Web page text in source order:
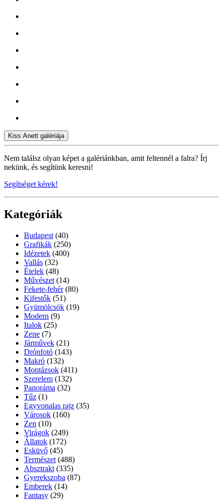
Kiss Anett galériája
Nem találsz olyan képet a galériánkban, amit feltennél a falra? Írj
nekünk, és segítünk keresni!
Segítséget kérek!
Kategóriák
Budapest (40)
Grafikák (250)
Idézetek (400)
Vallás (32)
Ételek (48)
Művészet (14)
Fekete-fehér (80)
Kifestők (51)
Gyümölcsök (19)
Modern (9)
Italok (25)
Zene (7)
Járművek (21)
Drónfotó (143)
Makró (132)
Montázsok (411)
Szerelem (132)
Panoráma (32)
Tűz (1)
Egyvonalas rajz (35)
Városok (160)
Zen (10)
Virágok (249)
Állatok (172)
Esküvő (45)
Természet (488)
Absztrakt (335)
Gyerekszoba (87)
Emberek (14)
Fantasy (29)